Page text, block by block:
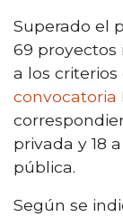
Superado el
69 proyectos
a los
convocatoria
privada y 18
pública.
Según se